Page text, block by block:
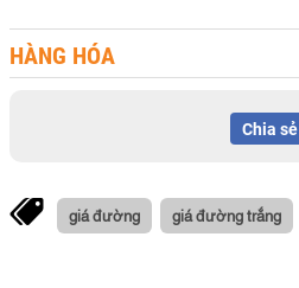
HÀNG HÓA
Chia sẻ
giá đường giá đường trắng